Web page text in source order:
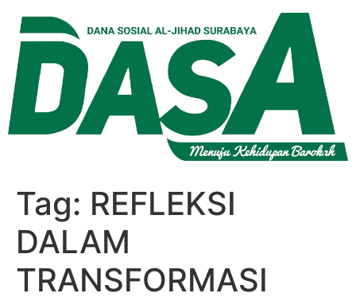
konten
Tag: REFLEKSI
DALAM
TRANSFORMASI